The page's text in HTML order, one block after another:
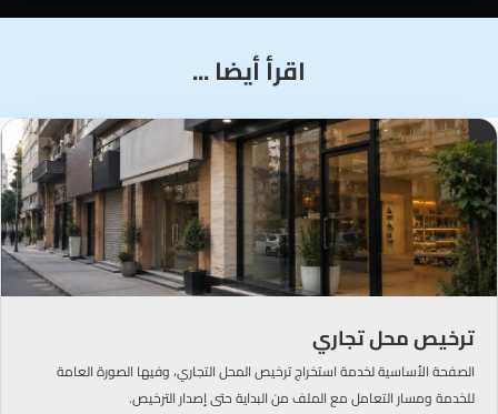
اقرأ أيضا ...
ترخيص محل تجاري
الصفحة الأساسية لخدمة استخراج ترخيص المحل التجاري، وفيها الصورة العامة
للخدمة ومسار التعامل مع الملف من البداية حتى إصدار الترخيص.